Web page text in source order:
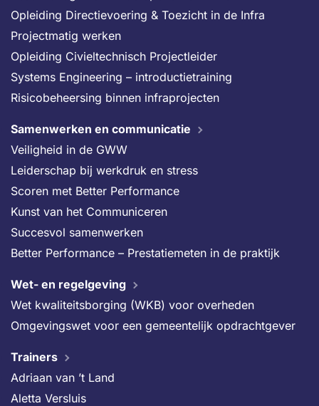
Opleiding Directievoering & Toezicht in de Infra
Projectmatig werken
Opleiding Civieltechnisch Projectleider
Systems Engineering – introductietraining
Risicobeheersing binnen infraprojecten
Samenwerken en communicatie
Veiligheid in de GWW
Leiderschap bij werkdruk en stress
Scoren met Better Performance
Kunst van het Communiceren
Succesvol samenwerken
Better Performance – Prestatiemeten in de praktijk
Wet- en regelgeving
Wet kwaliteitsborging (WKB) voor overheden
Omgevingswet voor een gemeentelijk opdrachtgever
Trainers
Adriaan van ’t Land
Aletta Versluis